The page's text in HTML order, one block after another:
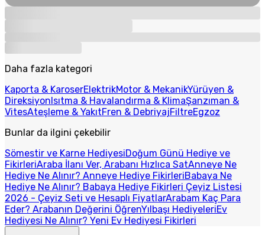
Daha fazla kategori
Kaporta & KaroserElektrikMotor & MekanikYürüyen &
DireksiyonIsıtma & Havalandırma & KlimaŞanzıman &
VitesAteşleme & YakıtFren & DebriyajFiltreEgzoz
Bunlar da ilgini çekebilir
Sömestir ve Karne HediyesiDoğum Günü Hediye ve
FikirleriAraba İlanı Ver, Arabanı Hızlıca SatAnneye Ne
Hediye Ne Alınır? Anneye Hediye FikirleriBabaya Ne
Hediye Ne Alınır? Babaya Hediye Fikirleri Çeyiz Listesi
2026 - Çeyiz Seti ve Hesaplı FiyatlarArabam Kaç Para
Eder? Arabanın Değerini ÖğrenYılbaşı HediyeleriEv
Hediyesi Ne Alınır? Yeni Ev Hediyesi Fikirleri